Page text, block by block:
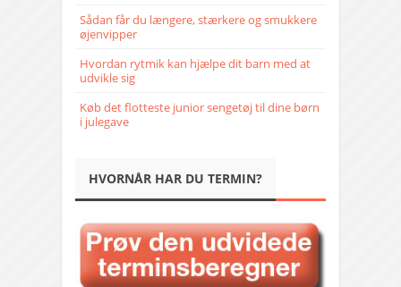
Sådan får du længere, stærkere og smukkere
øjenvipper
Hvordan rytmik kan hjælpe dit barn med at
udvikle sig
Køb det flotteste junior sengetøj til dine børn
i julegave
HVORNÅR HAR DU TERMIN?